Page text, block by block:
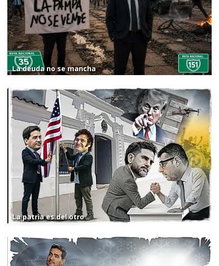
La deuda no se mancha
La patria es del otro